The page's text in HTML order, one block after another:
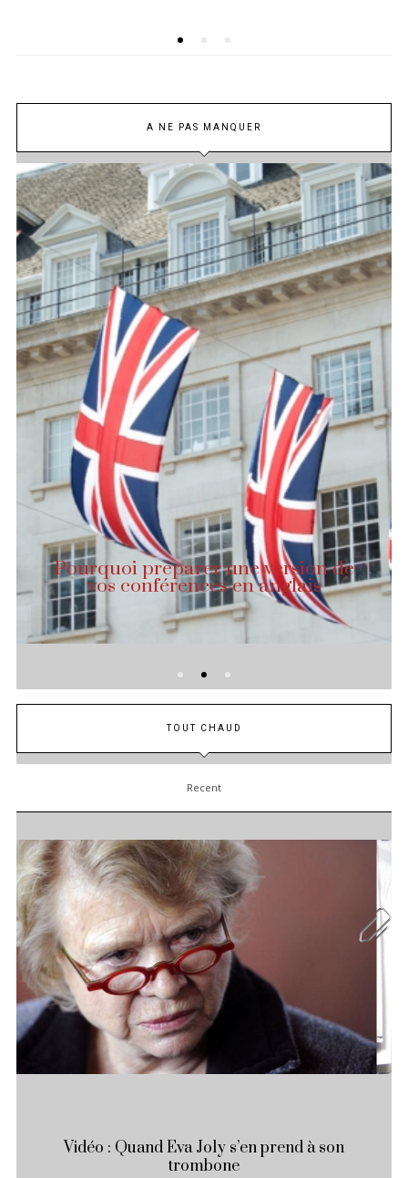
A NE PAS MANQUER
Pourquoi préparer une version de
vos conférences en anglais
TOUT CHAUD
Recent
Vidéo : Quand Eva Joly s’en prend à son
trombone